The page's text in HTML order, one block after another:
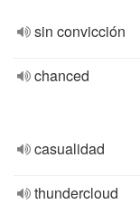
sin convicción
chanced
casualidad
thundercloud